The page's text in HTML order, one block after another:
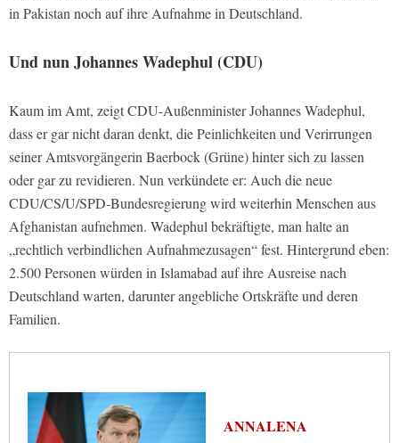
in Pakistan noch auf ihre Aufnahme in Deutschland.
Und nun Johannes Wadephul (CDU)
Kaum im Amt, zeigt CDU-Außenminister Johannes Wadephul,
dass er gar nicht daran denkt, die Peinlichkeiten und Verirrungen
seiner Amtsvorgängerin Baerbock (Grüne) hinter sich zu lassen
oder gar zu revidieren. Nun verkündete er: Auch die neue
CDU/CS/U/SPD-Bundesregierung wird weiterhin Menschen aus
Afghanistan aufnehmen. Wadephul bekräftigte, man halte an
„rechtlich verbindlichen Aufnahmezusagen“ fest. Hintergrund eben:
2.500 Personen würden in Islamabad auf ihre Ausreise nach
Deutschland warten, darunter angebliche Ortskräfte und deren
Familien.
ANNALENA